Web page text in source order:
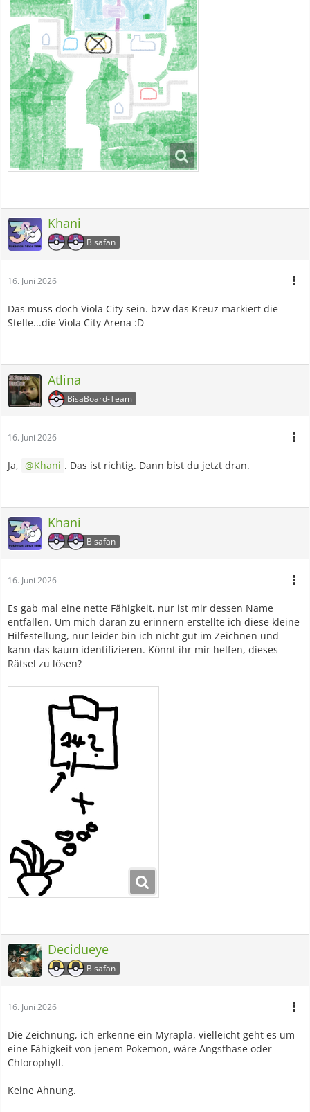
Khani
Bisafan
16. Juni 2026
Das muss doch Viola City sein. bzw das Kreuz markiert die
Stelle...die Viola City Arena :D
Atlina
BisaBoard-Team
16. Juni 2026
Ja, Khani . Das ist richtig. Dann bist du jetzt dran.
Khani
Bisafan
16. Juni 2026
Es gab mal eine nette Fähigkeit, nur ist mir dessen Name
entfallen. Um mich daran zu erinnern erstellte ich diese kleine
Hilfestellung, nur leider bin ich nicht gut im Zeichnen und
kann das kaum identifizieren. Könnt ihr mir helfen, dieses
Rätsel zu lösen?
Decidueye
Bisafan
16. Juni 2026
Die Zeichnung, ich erkenne ein Myrapla, vielleicht geht es um
eine Fähigkeit von jenem Pokemon, wäre Angsthase oder
Chlorophyll.
Keine Ahnung.